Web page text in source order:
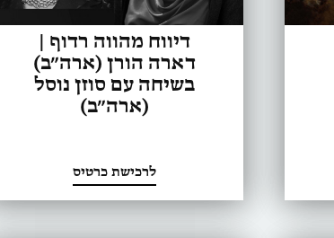
דיווח מהווה רדוף |
דארה הורן (ארה״ב)
בשיחה עם סוזן נוסל
(ארה״ב)
לרכישת כרטיס